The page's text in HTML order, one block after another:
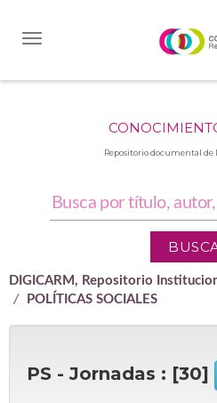
Repositorio documental de
DIGICARM, Repositorio
POLÍTICAS SOCIALES
PS - Jornadas : [30]